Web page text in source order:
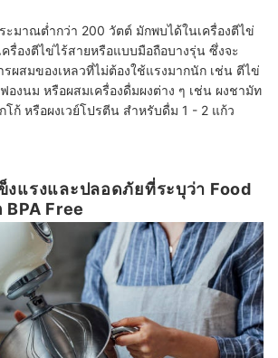
ะมาณต่ำกว่า 200 วัตต์ มักพบได้ในเครื่องตีไข่
ครื่องตีไข่ไร้สายหรือแบบมือถือบางรุ่น ซึ่งจะ
รผสมของเหลวที่ไม่ต้องใช้แรงมากนัก เช่น ตีไข่
องนม หรือผสมเครื่องดื่มผงต่าง ๆ เช่น ผงชามัท
โก้ หรือผงเวย์โปรตีน สำหรับดื่ม 1 - 2 แก้ว
งแรงและปลอดภัยที่ระบุว่า Food
BPA Free